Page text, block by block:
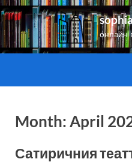
Skip
to
content
онлайн
Month:April
Сатиричния